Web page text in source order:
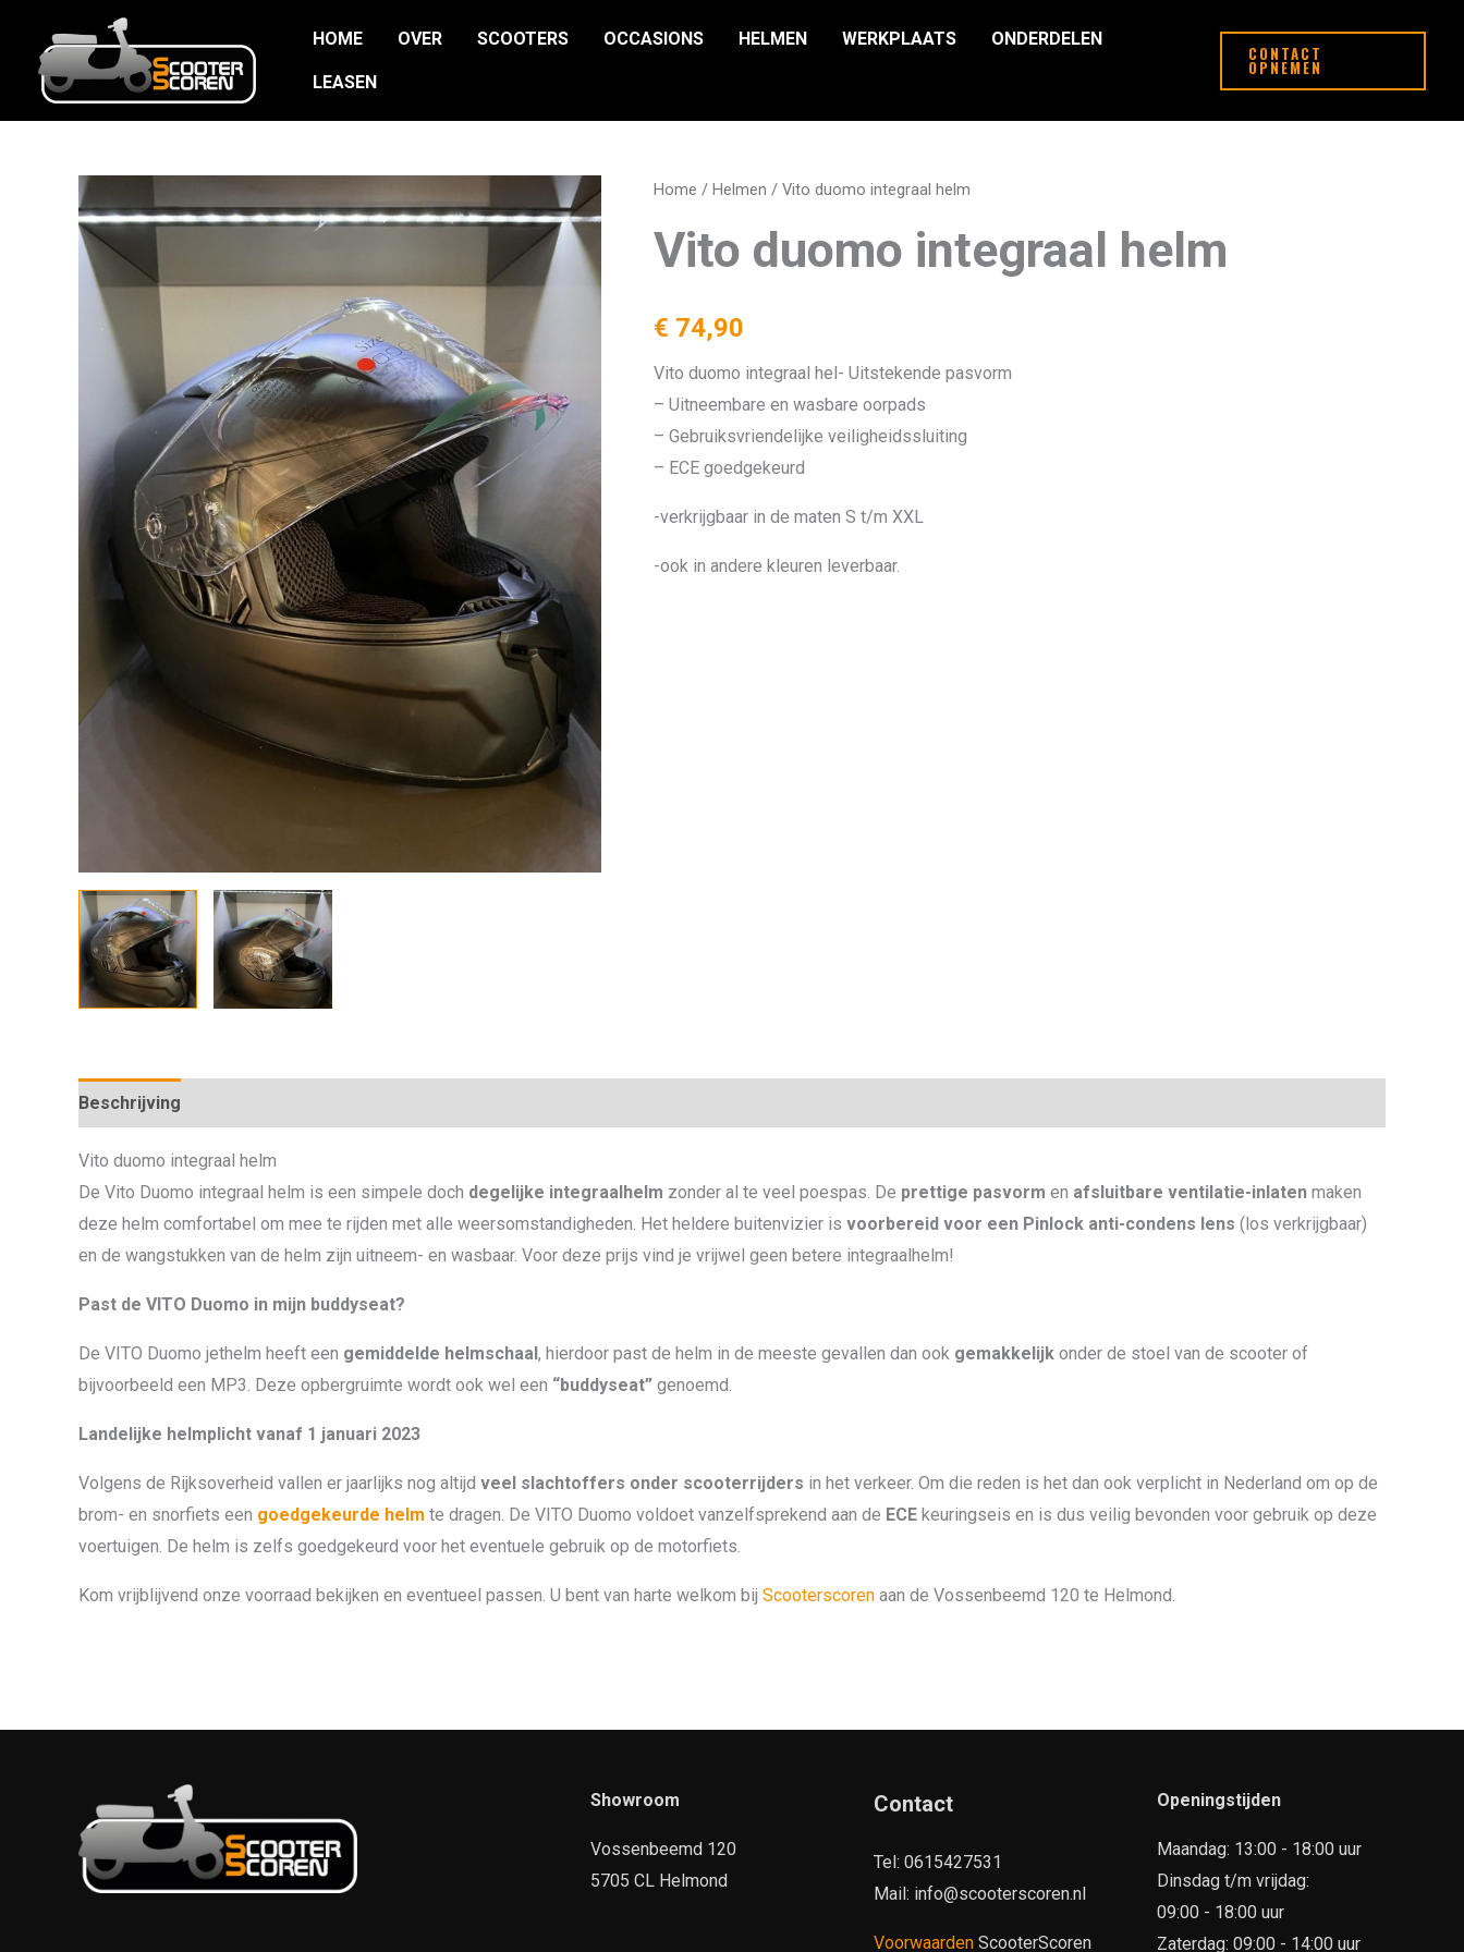
HOME OVER SCOOTERS OCCASIONS HELMEN WERKPLAATS ONDERDELEN
LEASEN
CONTACT
OPNEMEN
Home / Helmen / Vito duomo integraal helm
Vito duomo integraal helm
€ 74,90
Vito duomo integraal hel- Uitstekende pasvorm
– Uitneembare en wasbare oorpads
– Gebruiksvriendelijke veiligheidssluiting
– ECE goedgekeurd
-verkrijgbaar in de maten S t/m XXL
-ook in andere kleuren leverbaar.
Beschrijving
Vito duomo integraal helm
De Vito Duomo integraal helm is een simpele doch degelijke integraalhelm zonder al te veel poespas. De prettige pasvorm en afsluitbare ventilatie-inlaten maken
deze helm comfortabel om mee te rijden met alle weersomstandigheden. Het heldere buitenvizier is voorbereid voor een Pinlock anti-condens lens (los verkrijgbaar)
en de wangstukken van de helm zijn uitneem- en wasbaar. Voor deze prijs vind je vrijwel geen betere integraalhelm!
Past de VITO Duomo in mijn buddyseat?
De VITO Duomo jethelm heeft een gemiddelde helmschaal, hierdoor past de helm in de meeste gevallen dan ook gemakkelijk onder de stoel van de scooter of
bijvoorbeeld een MP3. Deze opbergruimte wordt ook wel een “buddyseat” genoemd.
Landelijke helmplicht vanaf 1 januari 2023
Volgens de Rijksoverheid vallen er jaarlijks nog altijd veel slachtoffers onder scooterrijders in het verkeer. Om die reden is het dan ook verplicht in Nederland om op de
brom- en snorfiets een goedgekeurde helm te dragen. De VITO Duomo voldoet vanzelfsprekend aan de ECE keuringseis en is dus veilig bevonden voor gebruik op deze
voertuigen. De helm is zelfs goedgekeurd voor het eventuele gebruik op de motorfiets.
Kom vrijblijvend onze voorraad bekijken en eventueel passen. U bent van harte welkom bij Scooterscoren aan de Vossenbeemd 120 te Helmond.
Showroom
Vossenbeemd 120
5705 CL Helmond
Contact
Tel: 0615427531
Mail: info@scooterscoren.nl
Voorwaarden ScooterScoren
Openingstijden
Maandag: 13:00 - 18:00 uur
Dinsdag t/m vrijdag:
09:00 - 18:00 uur
Zaterdag: 09:00 - 14:00 uur